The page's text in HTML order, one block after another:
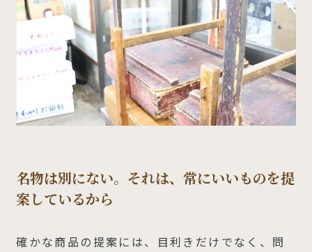
名物は別にない。それは、常にいいものを提
案しているから
確かな商品の提案には、目利きだけでなく、問